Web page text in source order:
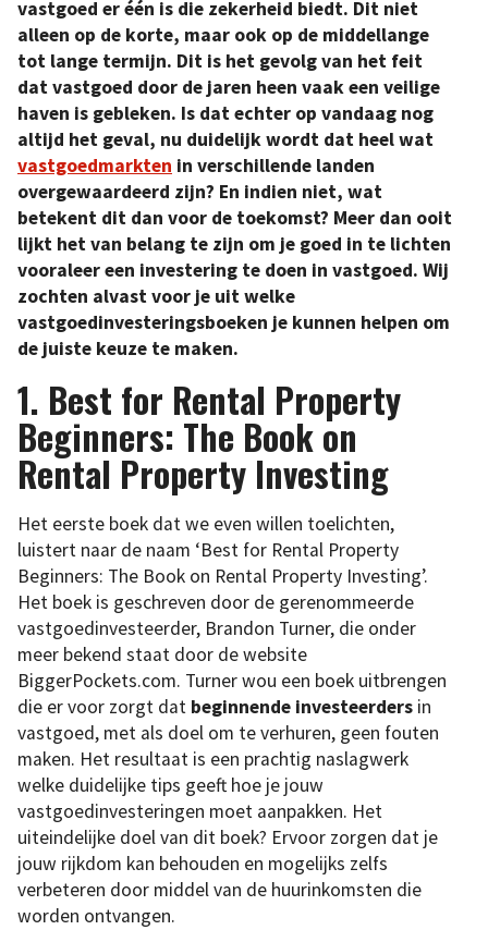
vastgoed er één is die zekerheid biedt. Dit niet
alleen op de korte, maar ook op de middellange
tot lange termijn. Dit is het gevolg van het feit
dat vastgoed door de jaren heen vaak een veilige
haven is gebleken. Is dat echter op vandaag nog
altijd het geval, nu duidelijk wordt dat heel wat
vastgoedmarkten in verschillende landen
overgewaardeerd zijn? En indien niet, wat
betekent dit dan voor de toekomst? Meer dan ooit
lijkt het van belang te zijn om je goed in te lichten
vooraleer een investering te doen in vastgoed. Wij
zochten alvast voor je uit welke
vastgoedinvesteringsboeken je kunnen helpen om
de juiste keuze te maken.
1. Best for Rental Property
Beginners: The Book on
Rental Property Investing
Het eerste boek dat we even willen toelichten,
luistert naar de naam ‘Best for Rental Property
Beginners: The Book on Rental Property Investing’.
Het boek is geschreven door de gerenommeerde
vastgoedinvesteerder, Brandon Turner, die onder
meer bekend staat door de website
BiggerPockets.com. Turner wou een boek uitbrengen
die er voor zorgt dat beginnende investeerders in
vastgoed, met als doel om te verhuren, geen fouten
maken. Het resultaat is een prachtig naslagwerk
welke duidelijke tips geeft hoe je jouw
vastgoedinvesteringen moet aanpakken. Het
uiteindelijke doel van dit boek? Ervoor zorgen dat je
jouw rijkdom kan behouden en mogelijks zelfs
verbeteren door middel van de huurinkomsten die
worden ontvangen.